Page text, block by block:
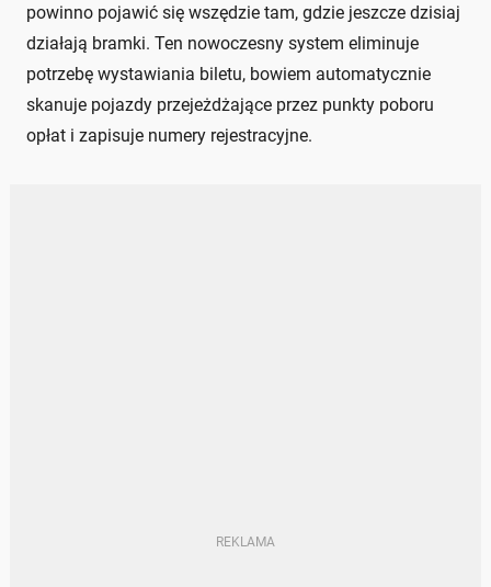
powinno pojawić się wszędzie tam, gdzie jeszcze dzisiaj
działają bramki. Ten nowoczesny system eliminuje
potrzebę wystawiania biletu, bowiem automatycznie
skanuje pojazdy przejeżdżające przez punkty poboru
opłat i zapisuje numery rejestracyjne.